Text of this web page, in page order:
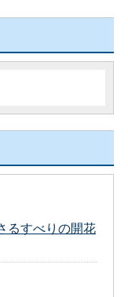
るすべりの開花